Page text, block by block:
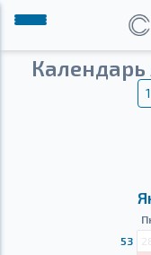
Календарь
53